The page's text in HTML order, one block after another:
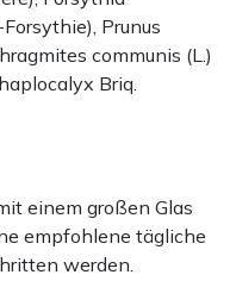
Prunus
communis (L.)
Briq.
einem großen Glas
empfohlene tägliche
werden.